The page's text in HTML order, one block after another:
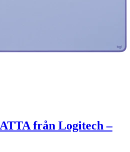
från Logitech –